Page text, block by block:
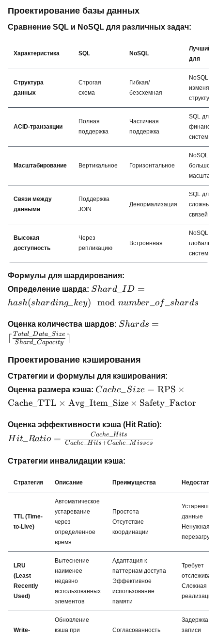
Проектирование базы данных
Сравнение SQL и NoSQL для различных задач:
Характеристика SQL NoSQL
Лучший
для
Структура
данных
Строгая
схема
Гибкая/
безсхемная
NoSQL
структуры
ACID-транзакции
Полная
поддержка
Частичная
поддержка
SQL для
систем
Масштабирование Вертикальное Горизонтальное
NoSQL
большого
масштаба
Связи между
данными
Поддержка
JOIN
Денормализация
SQL для
сложных
связей
Высокая
доступность
Через
репликацию
Встроенная
NoSQL
систем
Формулы для шардирования:
Определение шарда: Shard\_ID =
hash(sharding\_key)
number\_of\_shards
Shard_ ID =
hash(sharding key) mod number of shards
Оценка количества шардов: Shards = \lceil
Shards =
⌈ Shard_ Capacity
Total_ Data_ Size ⌉
Проектирование кэширования
Стратегии и формулы для кэширования:
Оценка размера кэша: Cache\_Size =
\text{RPS} \times
\text{Cache\_TTL}
\times
\text{Avg\_Item\_Size}
\times
Cache Size = RPS ×
Cache_TTL × Avg_Item_Size × Safety_Factor
Оценка эффективности кэша (Hit Ratio):
Hit_ Ratio = Cache Hits+Cache _Misses
Cache Hits
Стратегии инвалидации кэша:
Стратегия Описание Преимущества Недостатки
TTL (Time-
to-Live)
Автоматическое
устаревание
через
определенное
время
Простота
Отсутствие
координации
Устаревшие
данные
Ненужная
LRU
(Least
Recently
Used)
Вытеснение
наименее
недавно
использованных
элементов
Адаптация к
паттернам доступа
Эффективное
использование
памяти
Требует
Сложная
реализация
Write-
Обновление
кэша при
Согласованность
Задержка
записи